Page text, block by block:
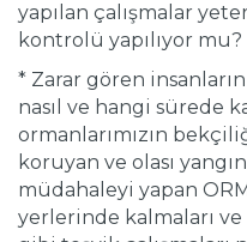
yapılan çalışmalar
kontrolü yapılıyor mu?
* Zarar gören
nasıl ve hangi sürede
ormanlarımızın
koruyan ve olası
müdahaleyi yapan
yerlerinde kalmaları